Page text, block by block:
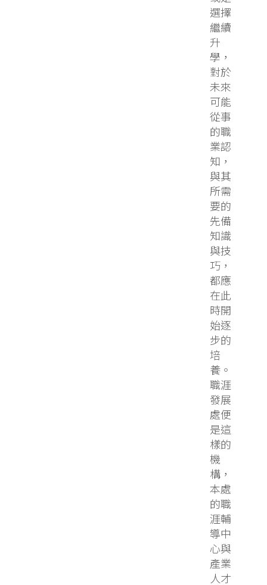
選擇
繼續
升
學，
對於
未來
可能
從事
的職
業認
知，
與其
所需
要的
先備
知識
與技
巧，
都應
在此
時開
始逐
步的
培
養。
職涯
發展
處便
是這
樣的
機
構，
本處
的職
涯輔
導中
心與
產業
人才